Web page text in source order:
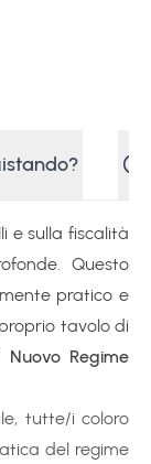
e sulla fiscalità
Questo
pratico e
tavolo di
Nuovo Regime
tutte/i coloro
del regime